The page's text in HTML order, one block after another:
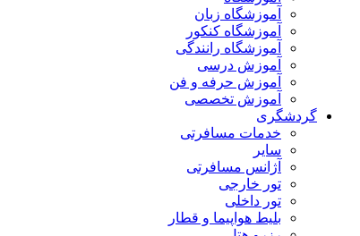
آموزشگاه زبان
آموزشگاه کنکور
آموزشگاه رانندگی
آموزش درسی
آموزش حرفه و فن
آموزش تخصصی
گردشگری
خدمات مسافرتی
سایر
آژانس مسافرتی
تور خارجی
تور داخلی
بلیط هواپیما و قطار